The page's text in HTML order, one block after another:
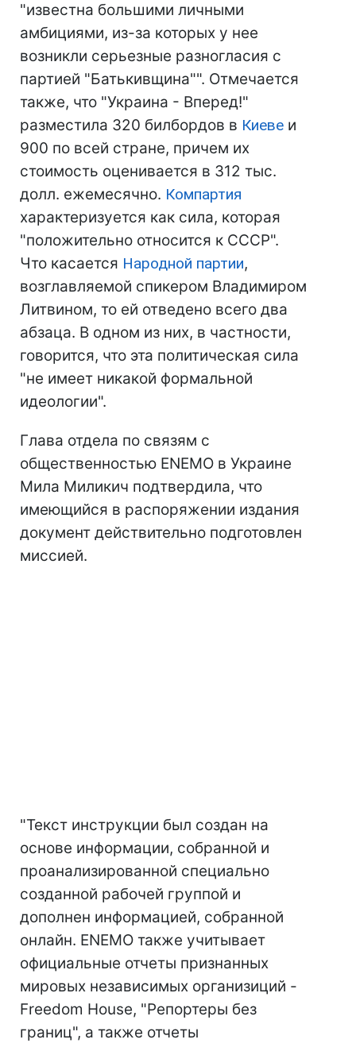
"известна большими личными
амбициями, из-за которых у нее
возникли серьезные разногласия с
партией "Батькивщина"". Отмечается
также, что "Украина - Вперед!"
разместила 320 билбордов в Киеве и
900 по всей стране, причем их
стоимость оценивается в 312 тыс.
долл. ежемесячно. Компартия
характеризуется как сила, которая
"положительно относится к СССР".
Что касается Народной партии,
возглавляемой спикером Владимиром
Литвином, то ей отведено всего два
абзаца. В одном из них, в частности,
говорится, что эта политическая сила
"не имеет никакой формальной
идеологии".
Глава отдела по связям с
общественностью ENEMO в Украине
Мила Миликич подтвердила, что
имеющийся в распоряжении издания
документ действительно подготовлен
миссией.
"Текст инструкции был создан на
основе информации, собранной и
проанализированной специально
созданной рабочей группой и
дополнен информацией, собранной
онлайн. ENEMO также учитывает
официальные отчеты признанных
мировых независимых организиций -
Freedom House, "Репортеры без
границ", а также отчеты